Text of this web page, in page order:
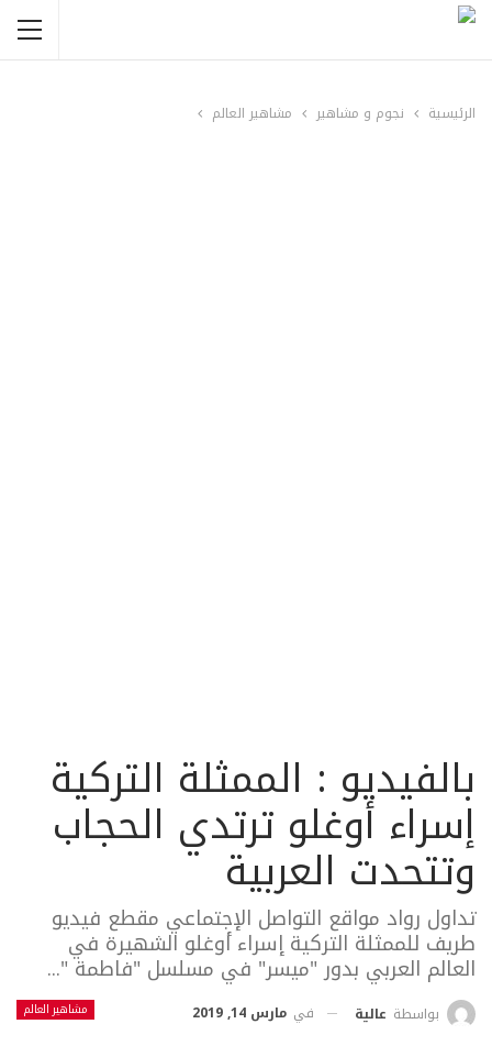
الرئيسية نجوم و مشاهير مشاهير العالم
بالفيديو : الممثلة التركية
إسراء أوغلو ترتدي الحجاب
وتتحدت العربية
تداول رواد مواقع التواصل الإجتماعي مقطع فيديو
طريف للممثلة التركية إسراء أوغلو الشهيرة في
العالم العربي بدور "ميسر" في مسلسل "فاطمة "...
مشاهير العالم بواسطة عالية في مارس 14, 2019